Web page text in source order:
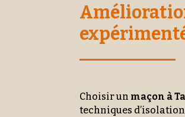
Choisir un maçon à
techniques